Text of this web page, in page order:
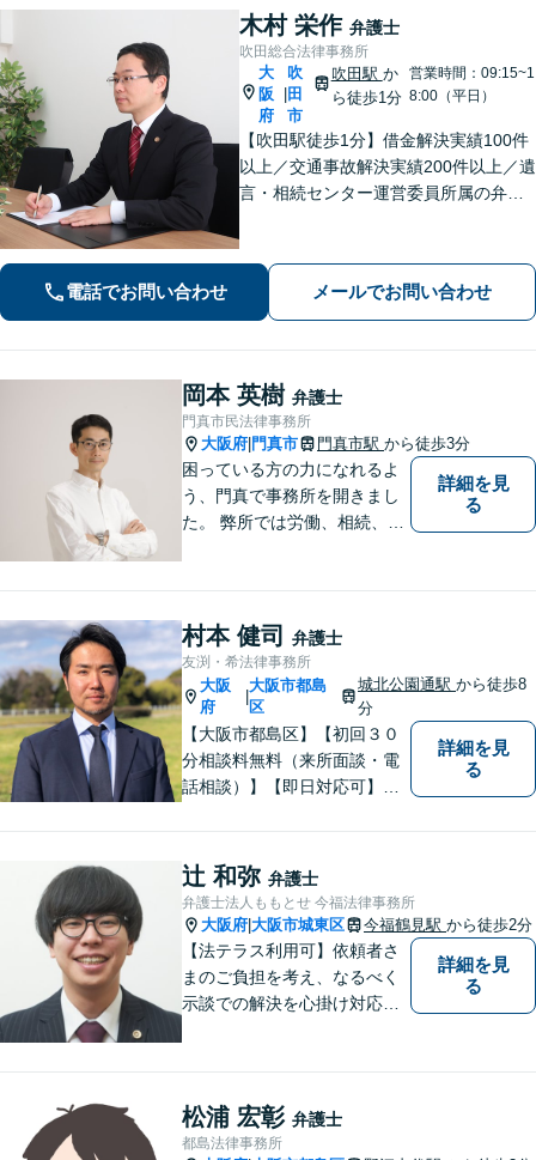
木村 栄作 弁護士
吹田総合法律事務所
大
阪
府
吹
田
市
吹田駅 か
ら徒歩1分
営業時間：09:15~1
8:00（平日）
【吹田駅徒歩1分】借金解決実績100件
以上／交通事故解決実績200件以上／遺
言・相続センター運営委員所属の弁護
ください。きめ細やかで丁寧な対応が
モットーです。
電話でお問い合わせ メールでお問い合わせ
岡本 英樹 弁護士
門真市民法律事務所
大阪府 門真市 門真市駅 から徒歩3分
困っている方の力になれるよ
う、門真で事務所を開きまし
た。 弊所では労働、相続、離
す。
詳細を見
る
村本 健司 弁護士
友渕・希法律事務所
大阪
府
|
大阪市都島
区
城北公園通駅から徒歩8
分
【大阪市都島区】【初回３０
分相談料無料（来所面談・電
話相談）】【即日対応可】
【高倉町三丁目バス停徒歩１
分】【当日・夜間・休日相談
可】刑事事件/相続問題/離婚問
題など経験と知識をもとに、
依頼者様の不安を解消し、問
題解決へ導きます
詳細を見
る
辻 和弥 弁護士
弁護士法人ももとせ 今福法律事務所
大阪府 大阪市城東区 今福鶴見駅 から徒歩2分
【法テラス利用可】依頼者さ
まのご負担を考え、なるべく
示談での解決を心掛け対応い
で頼れる弁護士を目指しま
す。【休日相談可】【今福鶴
詳細を見
る
松浦 宏彰 弁護士
都島法律事務所